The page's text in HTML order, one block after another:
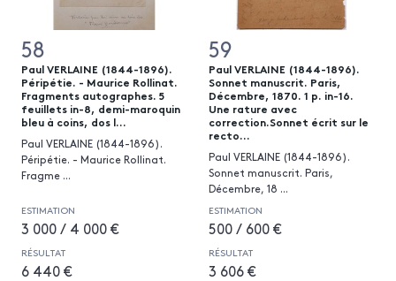
58
Paul VERLAINE (1844-1896).
Péripétie. - Maurice Rollinat.
Fragments autographes. 5
feuillets in-8, demi-maroquin
bleu à coins, dos l...
Paul VERLAINE (1844-1896).
Péripétie. - Maurice Rollinat.
Fragme ...
ESTIMATION
3 000 / 4 000 €
RÉSULTAT
6 440 €
59
Paul VERLAINE (1844-1896).
Sonnet manuscrit. Paris,
Décembre, 1870. 1 p. in-16.
Une rature avec
correction.Sonnet écrit sur le
recto...
Paul VERLAINE (1844-1896).
Sonnet manuscrit. Paris,
Décembre, 18 ...
ESTIMATION
500 / 600 €
RÉSULTAT
3 606 €